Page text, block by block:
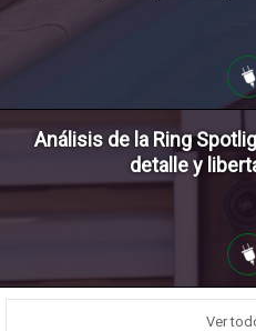
Análisis de la Ring
detalle y
Ver